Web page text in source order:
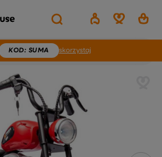
KOD: SUMA skorzystaj